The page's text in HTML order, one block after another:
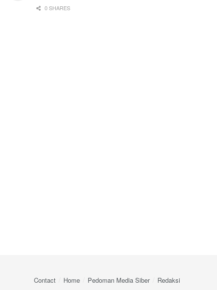
0 SHARES
Contact Home Pedoman Media Siber Redaksi